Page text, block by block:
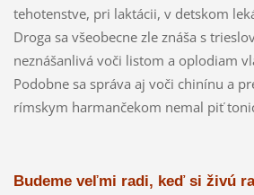
tehotenstve, pri laktácii, v detskom
Droga sa všeobecne zle znáša s
neznášanlivá voči listom a oplodiam
Podobne sa správa aj voči chinínu a
rímskym harmančekom nemal piť
Budeme veľmi radi, keď si živú